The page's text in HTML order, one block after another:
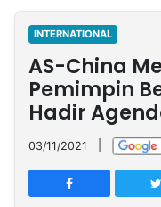
Nasional
International
Olahraga
Entertainment
Daerah
Pariwisata
Kuliner
Kolom
Network
PT
TREETAN
INTERNATIONAL
AS-China
Pemimpin
Hadir
03/11/2021